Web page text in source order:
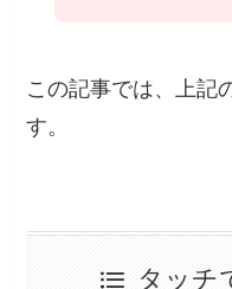
この記事では、上記
す。
タッチ